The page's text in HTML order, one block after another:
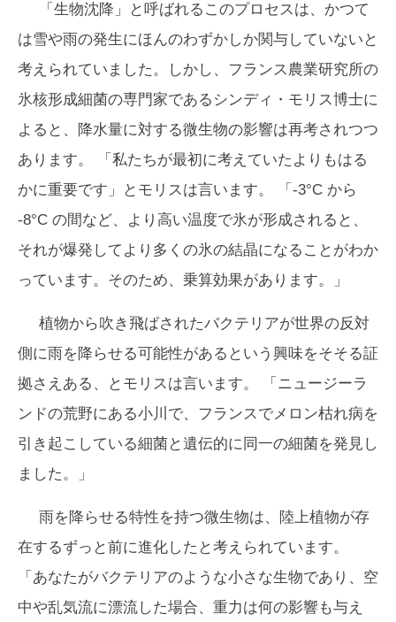
「生物沈降」と呼ばれるこのプロセスは、かつて
は雪や雨の発生にほんのわずかしか関与していないと
考えられていました。しかし、フランス農業研究所の
氷核形成細菌の専門家であるシンディ・モリス博士に
よると、降水量に対する微生物の影響は再考されつつ
あります。 「私たちが最初に考えていたよりもはる
かに重要です」とモリスは言います。 「-3°C から
-8°C の間など、より高い温度で氷が形成されると、
それが爆発してより多くの氷の結晶になることがわか
っています。そのため、乗算効果があります。」
植物から吹き飛ばされたバクテリアが世界の反対
側に雨を降らせる可能性があるという興味をそそる証
拠さえある、とモリスは言います。 「ニュージーラ
ンドの荒野にある小川で、フランスでメロン枯れ病を
引き起こしている細菌と遺伝的に同一の細菌を発見し
ました。」
雨を降らせる特性を持つ微生物は、陸上植物が存
在するずっと前に進化したと考えられています。
「あなたがバクテリアのような小さな生物であり、空
中や乱気流に漂流した場合、重力は何の影響も与え